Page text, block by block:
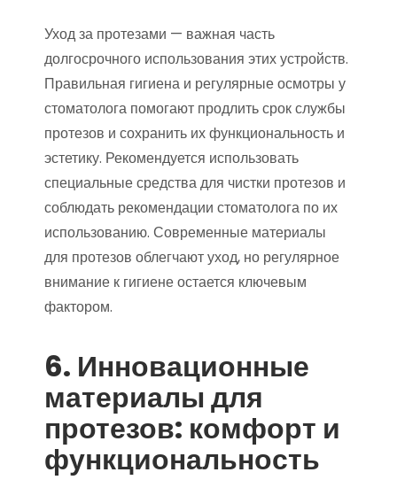
Уход за протезами — важная часть
долгосрочного использования этих устройств.
Правильная гигиена и регулярные осмотры у
стоматолога помогают продлить срок службы
протезов и сохранить их функциональность и
эстетику. Рекомендуется использовать
специальные средства для чистки протезов и
соблюдать рекомендации стоматолога по их
использованию. Современные материалы
для протезов облегчают уход, но регулярное
внимание к гигиене остается ключевым
фактором.
6. Инновационные
материалы для
протезов: комфорт и
функциональность